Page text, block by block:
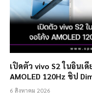
เปิดตัว vivo S2 ในอินเ
AMOLED 120Hz ชิป
6 สิงหาคม 2026